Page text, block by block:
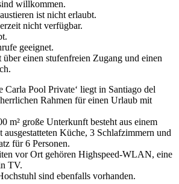
willkommen.
ist nicht erlaubt.
nicht verfügbar.
geeignet.
einen stufenfreien Zugang und einen
Carla Pool Private‘ liegt in Santiago del
Rahmen für einen Urlaub mit
m² große Unterkunft besteht aus einem
ausgestatteten Küche, 3 Schlafzimmern und
für 6 Personen.
vor Ort gehören Highspeed-WLAN, eine
TV.
sind ebenfalls vorhanden.